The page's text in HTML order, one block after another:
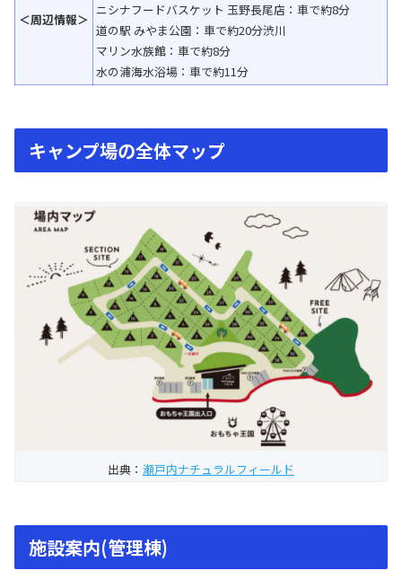
＜周辺情報＞
ニシナフードバスケット 玉野長尾店：車で約8分
道の駅 みやま公園：車で約20分渋川
マリン水族館：車で約8分
水の浦海水浴場：車で約11分
キャンプ場の全体マップ
出典： 瀬戸内ナチュラルフィールド
施設案内(管理棟)